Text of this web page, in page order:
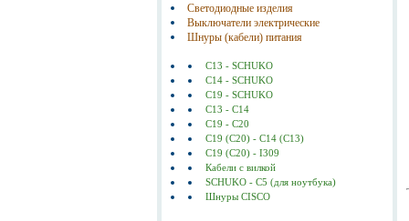
Светодиодные изделия
Выключатели электрические
Шнуры (кабели) питания
C13 - SCHUKO
C14 - SCHUKO
C19 - SCHUKO
C13 - C14
C19 - C20
C19 (С20) - C14 (С13)
C19 (C20) - I309
Кабели с вилкой
SCHUKO - C5 (для ноутбука)
Шнуры CISCO